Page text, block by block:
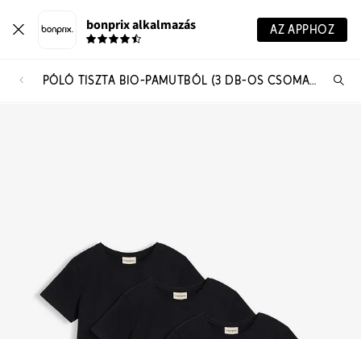
bonprix alkalmazás AZ APPHOZ
PÓLÓ TISZTA BIO-PAMUTBÓL (3 DB-OS CSOMAG)